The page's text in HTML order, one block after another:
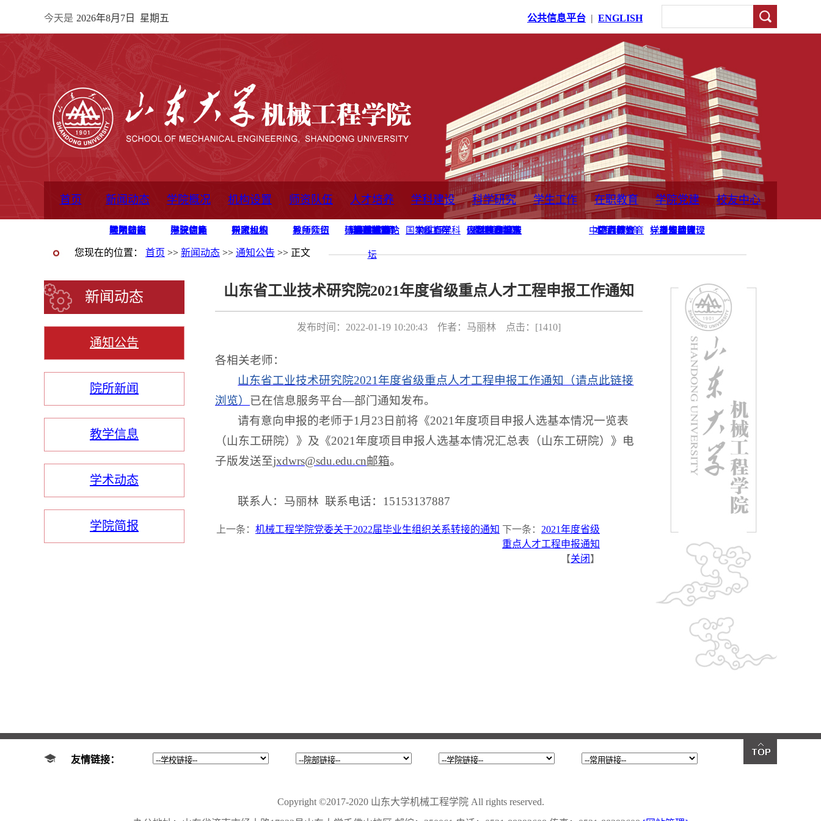
今天是 2026年8月7日 星期五 公共信息平台 | ENGLISH
首页 新闻动态
通知公告
院所新闻
教学信息
学术动态
学院简报
学院概况
学院简介
学院领导
办公指南
院长信箱
书记信箱
机构设置
行政机构
系所设置
研究机构
学术组织
师资队伍
系所师资
教师队伍
导师介绍
人才培养
本科教育
研究生教育
继续教育
博士后流动站
研究生学术论
坛
实践基地
卓越工程师
培养方案
管理规章
实验中心
精品课程
学科建设
学科概况
985工程
211工程
国家重点学科
科学研究
科研领域
省工程中心
重点实验室
大型仪器设备
科技政策
仪器收费标准
仪器共享办法
固定资产管理
学生工作 在职教育
首页
中心简介
工程博士
同力硕士
本专科教育
培训教育
中外合作教育
学院党建
通知公告
工作动态
支部建设
党员发展管理
身边榜样
样板支部建设
校友中心
您现在的位置： 首页 >> 新闻动态 >> 通知公告 >> 正文
新闻动态
通知公告
院所新闻
教学信息
学术动态
学院简报
山东省工业技术研究院2021年度省级重点人才工程申报工作通知
发布时间：2022-01-19 10:20:43 作者：马丽林 点击：[1410]
各相关老师：
山东省工业技术研究院2021年度省级重点人才工程申报工作通知（请点此链接
浏览） 已在信息服务平台—部门通知发布。
请有意向申报的老师于1 月 23 日前将《2021 年度项目申报人选基本情况一览表
（山东工研院）》及《2021 年度项目申报人选基本情况汇总表（山东工研院）》电
子版发送至jxdwrs@sdu.edu.cn邮箱。
联系人：马丽林 联系电话：15153137887
上一条： 机械工程学院党委关于2022届毕业生组织关系转接的通知 下一条： 2021年度省级
重点人才工程申报通知
【关闭 】
友情链接：
Copyright ©2017-2020 山东大学机械工程学院 All rights reserved.